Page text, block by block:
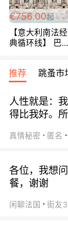
€756.00起
【意大利南法经
典循环线】 巴黎
宾馆 108欧/天
全程756欧/位
推荐 跳蚤市
人性就是：
得比我好。
真情秘密 匿名
各位，我想
餐，谢谢
闲聊法国